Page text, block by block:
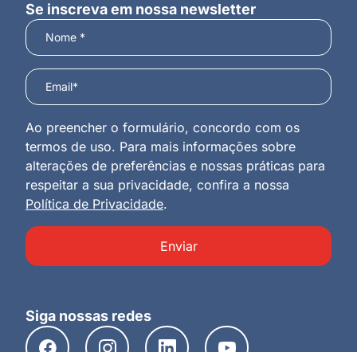
Se inscreva em nossa newsletter
Ao preencher o formulário, concordo com os
termos de uso. Para mais informações sobre
alterações de preferências e nossas práticas para
respeitar a sua privacidade, confira a nossa
Política de Privacidade.
Enviar
Siga nossas redes